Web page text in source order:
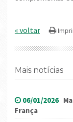
« voltar
Mais notícias
06/01/2026
França